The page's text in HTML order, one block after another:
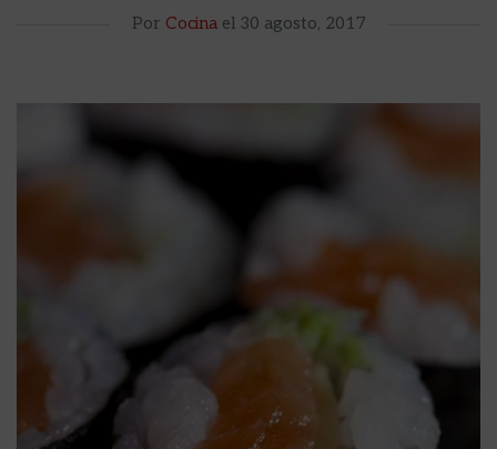
Por Cocinael 30 agosto, 2017